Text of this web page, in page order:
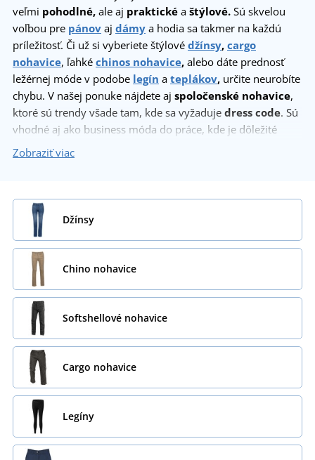
veľmi pohodlné, ale aj praktické a štýlové. Sú skvelou
voľbou pre pánov aj dámy a hodia sa takmer na každú
príležitosť. Či už si vyberiete štýlové džínsy, cargo
nohavice, ľahké chinos nohavice, alebo dáte prednosť
ležérnej móde v podobe legín a teplákov, určite neurobíte
chybu. V našej ponuke nájdete aj spoločenské nohavice,
ktoré sú trendy všade tam, kde sa vyžaduje dress code. Sú
vhodné aj ako business móda do práce, kde je dôležité
pôsobiť elegantne a dôstojne.
Zobraziť viac
Džínsy
Chino nohavice
Softshellové nohavice
Cargo nohavice
Legíny